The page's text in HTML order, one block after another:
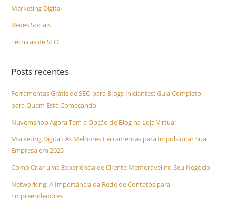
Marketing Digital
Redes Sociais
Técnicas de SEO
Posts recentes
Ferramentas Grátis de SEO para Blogs Iniciantes: Guia Completo
para Quem Está Começando
Nuvemshop Agora Tem a Opção de Blog na Loja Virtual
Marketing Digital: As Melhores Ferramentas para Impulsionar Sua
Empresa em 2025
Como Criar uma Experiência de Cliente Memorável no Seu Negócio
Networking: A Importância da Rede de Contatos para
Empreendedores